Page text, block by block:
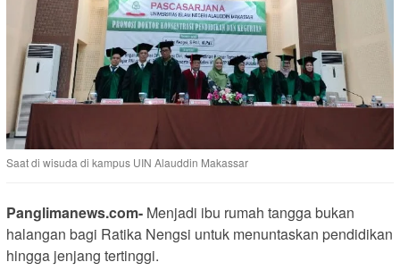
Saat di wisuda di kampus UIN Alauddin Makassar
Panglimanews.com- Menjadi ibu rumah tangga bukan
halangan bagi Ratika Nengsi untuk menuntaskan pendidikan
hingga jenjang tertinggi.